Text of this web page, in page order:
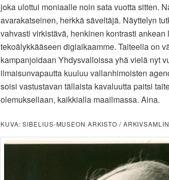
joka ulottui moniaalle noin sata vuotta sitten.
avarakatseinen, herkkä säveltäjä. Näyttelyn
vahvasti virkistävä, henkinen kontrasti ankean
tekoälykkääseen digiaikaamme. Taiteella on
kampanjoidaan Yhdysvalloissa yhä vielä nyt
ilmaisunvapautta kuuluu vallanhimoisten
soisi vastustavan tällaista kavaluutta paitsi
olemuksellaan, kaikkialla maailmassa. Aina.
KUVA: SIBELIUS-MUSEON ARKISTO /